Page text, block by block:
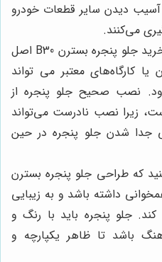
آسیب دیدن سایر قطعات خودرو
می‌کنند.
جلو پنجره‌ بسترن B30 اصل
کارگاه‌های معتبر می تواند
نصب صحیح جلو پنجره از
زیرا نصب نادرست می‌تواند
جدا شدن جلو پنجره در حین
که طراحی جلو پنجره‌ بسترن
همخوانی داشته باشد و به زیبایی
جلو پنجره باید با رنگ و
باشد تا ظاهر یکپارچه و